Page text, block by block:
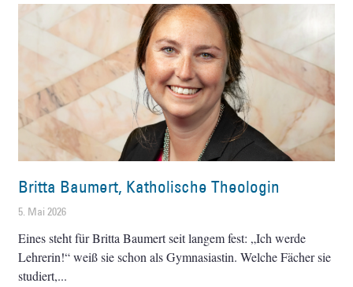
Britta Baumert, Katholische Theologin
5. Mai 2026
Eines steht für Britta Baumert seit langem fest: „Ich werde
Lehrerin!“ weiß sie schon als Gymnasiastin. Welche Fächer sie
studiert,